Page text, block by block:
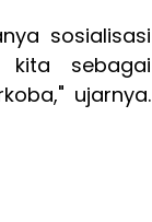
sosialisasi
kita sebagai
ujarnya.